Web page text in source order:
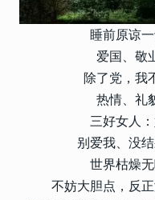
睡前原谅
爱国、敬
除了党，我
热情、礼
三好女人
别爱我、没
世界枯燥
不妨大胆点，反